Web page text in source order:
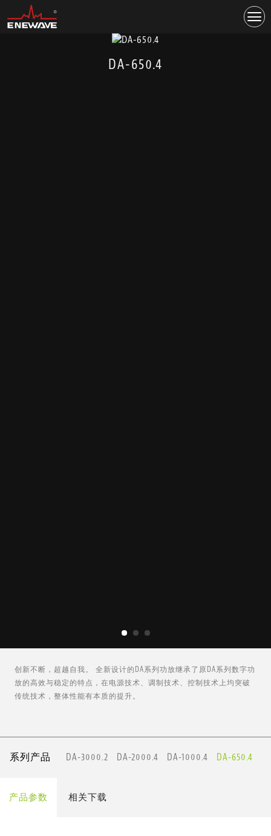
DA-650.4
创新不断，超越自我。 全新设计的DA系列功放继承了原DA系列数字功
放的高效与稳定的特点，在电源技术、调制技术、控制技术上均突破
传统技术，整体性能有本质的提升。
系列产品 DA-3000.2 DA-2000.4 DA-1000.4 DA-650.4
产品参数 相关下载